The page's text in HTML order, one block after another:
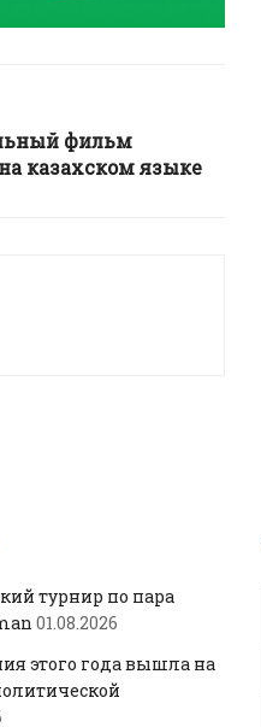
фильм
казахском языке
турнир по пара
01.08.2026
этого года вышла на